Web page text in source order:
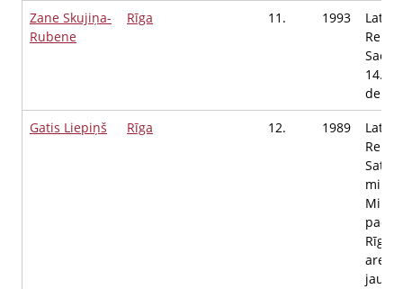
Zane Skujiņa-
Rubene
Rīga 11. 1993
Gatis Liepiņš
Rīga 12. 1989